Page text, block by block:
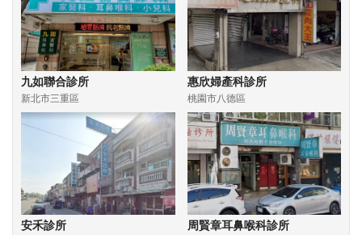
九如聯合診所
新北市三重區
惠欣婦產科診所
桃園市八德區
安禾診所 周賢章耳鼻喉科診所